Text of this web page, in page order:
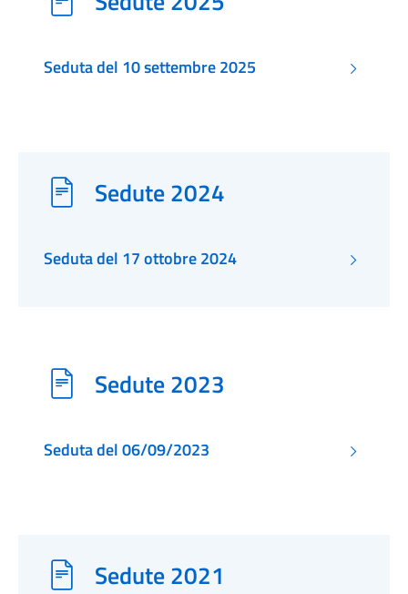
Seduta del 10 settembre 2025
Sedute 2024
Seduta del 17 ottobre 2024
Sedute 2023
Seduta del 06/09/2023
Sedute 2021